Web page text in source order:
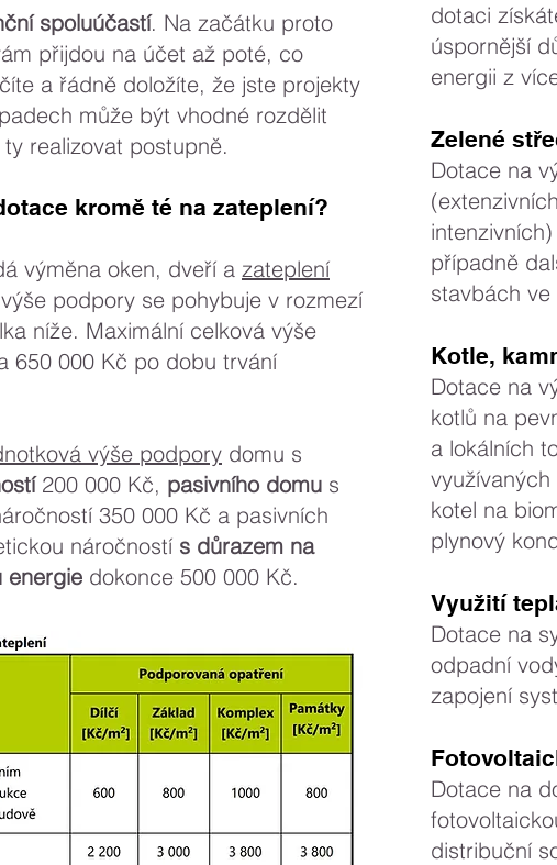
spoluúčastí. Na začátku proto
přijdou na účet až poté, co
a řádně doložíte, že jste projekty
může být vhodné rozdělit
realizovat postupně.
kromě té na zateplení?
výměna oken, dveří a zateplení
podpory se pohybuje v rozmezí
níže. Maximální celková výše
650 000 Kč po dobu trvání
výše podpory domu s
200 000 Kč, pasivního domu s
350 000 Kč a pasivních
náročností s důrazem na
energie dokonce 500 000 Kč.
dotaci
úspornější
energii z
Zelené
Dotace na
případně
stavbách ve
Kotle,
Dotace na
kotlů na
a lokálních
kotel na
plynový
Využití
Dotace na
odpadní
zapojení
Dotace na
distribuční